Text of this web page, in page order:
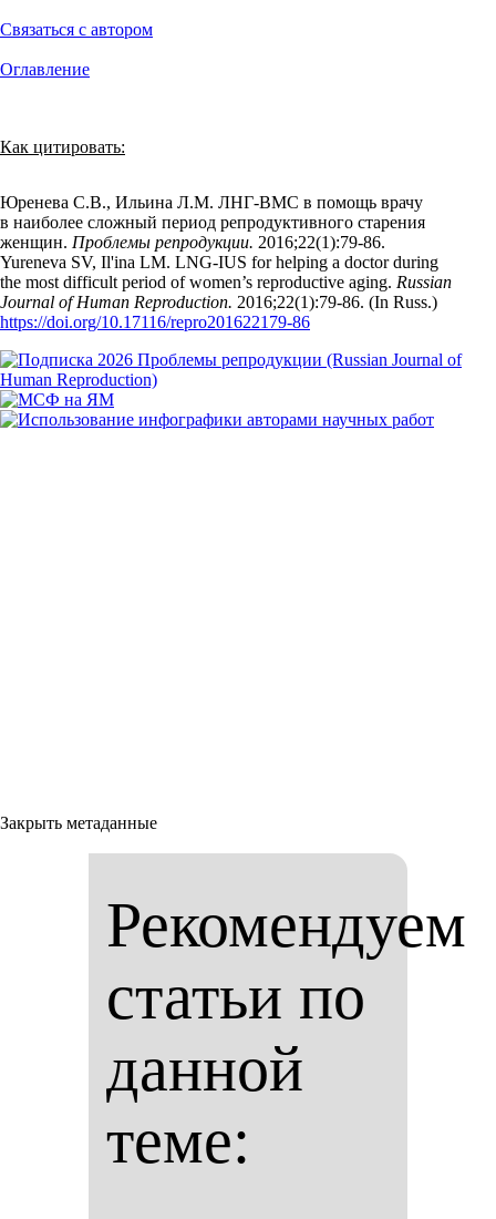
Связаться с автором
Оглавление
Как цитировать:
Юренева С.В., Ильина Л.М. ЛНГ-ВМС в помощь врачу
в наиболее сложный период репродуктивного старения
женщин. Проблемы репродукции. 2016;22(1):79‑86.
Yureneva SV, Il'ina LM. LNG-IUS for helping a doctor during
the most difficult period of women’s reproductive aging. Russian
Journal of Human Reproduction. 2016;22(1):79‑86. (In Russ.)
https://doi.org/10.17116/repro201622179-86
Закрыть метаданные
Рекомендуем
статьи по
данной
теме: